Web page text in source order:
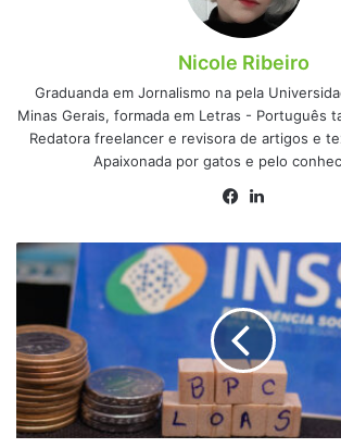
Nicole Ribeiro
Graduanda em Jornalismo na pela
Minas Gerais, formada em Letras - Português
Redatora freelancer e revisora de artigos e
Apaixonada por gatos e pelo
Facebook
Conheça
o
programa
BPC
na
Escola:
saiba
quem
tem